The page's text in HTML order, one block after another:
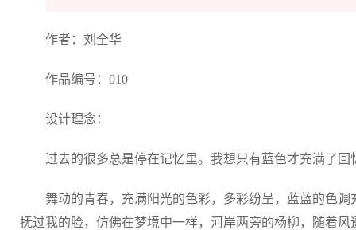
作者：刘全华
作品编号：010
设计理念：
过去的很多总是停在记忆里。我想只有蓝色才充满了
舞动的青春，充满阳光的色彩，多彩纷呈，蓝蓝的色
抚过我的脸，仿佛在梦境中一样，河岸两旁的杨柳，随着